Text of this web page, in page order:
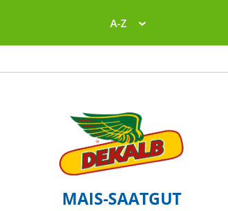
A-Z
MAIS-SAATGUT